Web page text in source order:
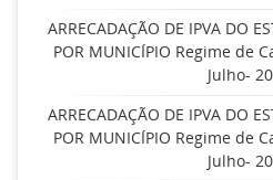
ARRECADAÇÃO DE IPVA DO
POR MUNICÍPIO Regime de
Julho-
ARRECADAÇÃO DE IPVA DO
POR MUNICÍPIO Regime de
Julho-